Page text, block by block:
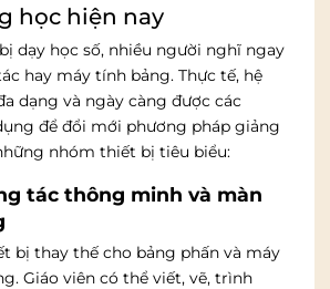
học hiện nay
dạy học số, nhiều người nghĩ ngay
hay máy tính bảng. Thực tế, hệ
dạng và ngày càng được các
để đổi mới phương pháp giảng
nhóm thiết bị tiêu biểu:
tác thông minh và màn
bị thay thế cho bảng phấn và máy
Giáo viên có thể viết, vẽ, trình